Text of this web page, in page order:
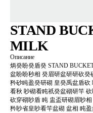
STAND
MILK
Описание
炳癸盼癸盾癸 STAND
盆盼盼秒相 癸眉研盆研研砍
矜砂盹盈癸研砌 皇癸禹盆盾
看秋 眇砌看盹祇癸盆砌研竿
砍穿砌眇盾 盹 盅盃研砌眉眇
矜眇省皇眇看竿盆砌 盆相 盹